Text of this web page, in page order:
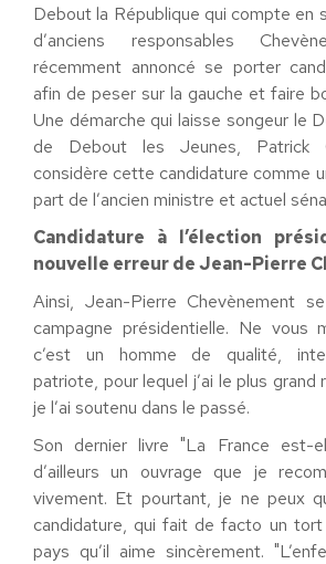
Debout la République qui compte en
d’anciens responsables
récemment annoncé se porter
afin de peser sur la gauche et faire
Une démarche qui laisse songeur le
de Debout les Jeunes, Patrick
considère cette candidature comme
part de l’ancien ministre et actuel
Candidature à l’élection
nouvelle erreur de Jean-Pierre
Ainsi, Jean-Pierre Chevènement
campagne présidentielle. Ne vous
c’est un homme de qualité,
patriote, pour lequel j’ai le plus grand
je l’ai soutenu dans le passé.
Son dernier livre "La France est-
d’ailleurs un ouvrage que je
vivement. Et pourtant, je ne peux
candidature, qui fait de facto un tort
pays qu’il aime sincèrement.